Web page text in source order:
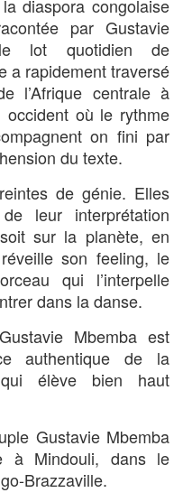
diaspora congolaise
par Gustavie
lot quotidien de
a rapidement traversé
l’Afrique centrale à
occident où le rythme
on fini par
du texte.
de génie. Elles
leur interprétation
sur la planète, en
son feeling, le
qui l’interpelle
dans la danse.
Mbemba est
authentique de la
élève bien haut
Gustavie Mbemba
à Mindouli, dans le
Brazzaville.